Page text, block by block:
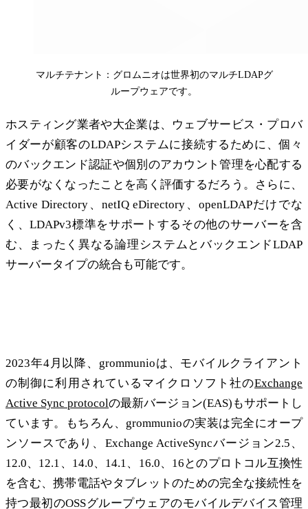
マルチテナント：グロムニオは世界初のマルチLDAPグ
ループウェアです。
ホスティング業者や大企業は、ウェブサービス・プロバ
イダーが顧客のLDAPシステムに接続するために、個々
のバックエンド認証や個別のアカウント管理を心配する
必要がなくなったことを高く評価するだろう。さらに、
Active Directory、netIQ eDirectory、openLDAPだけでな
く、LDAPv3標準をサポートするその他のサーバーを含
む、まったく異なる論理システムとバックエンドLDAP
サーバータイプの統合も可能です。
2023年4月以降、grommunioは、モバイルクライアント
の制御に利用されているマイクロソフト社のExchange
Active Sync protocolの最新バージョン(EAS)もサポートし
ています。もちろん、grommunioの実装は完全にオープ
ンソースであり、Exchange ActiveSyncバージョン2.5、
12.0、12.1、14.0、14.1、16.0、16とのプロトコル互換性
を含む、携帯電話やタブレットのための完全な接続性を
持つ最初のOSSグループウェアのモバイルデバイス管理